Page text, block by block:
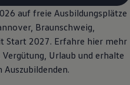
auf freie Ausbildungsplätze
Braunschweig,
Start 2027. Erfahre hier mehr
Urlaub und erhalte